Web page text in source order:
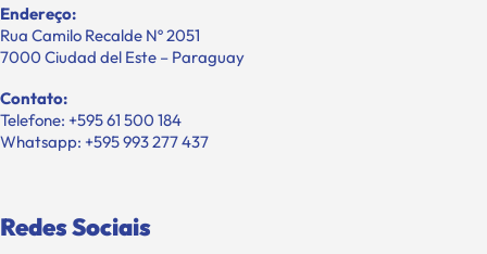
Endereço:
Rua Camilo Recalde Nº 2051
7000 Ciudad del Este – Paraguay
Contato:
Telefone: +595 61 500 184
Whatsapp: +595 993 277 437
Redes Sociais